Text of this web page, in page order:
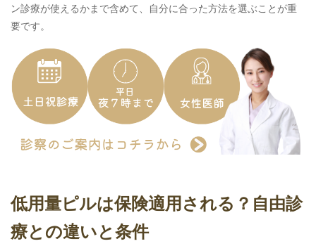
ン診療が使えるかまで含めて、自分に合った方法を選ぶことが重
要です。
低用量ピルは保険適用される？自由診
療との違いと条件